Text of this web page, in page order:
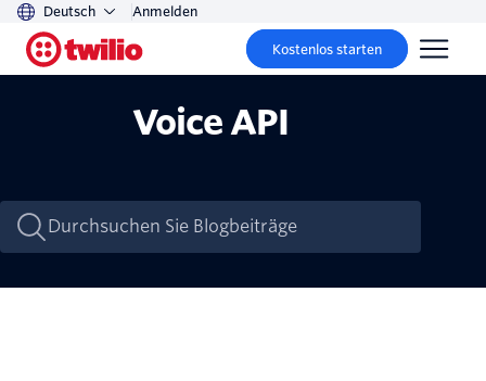
Deutsch Anmelden
Kostenlos starten
Voice API